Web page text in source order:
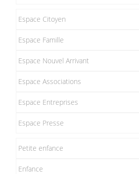
Espace Citoyen
Espace Famille
Espace Nouvel Arrivant
Espace Associations
Espace Entreprises
Espace Presse
Petite enfance
Enfance